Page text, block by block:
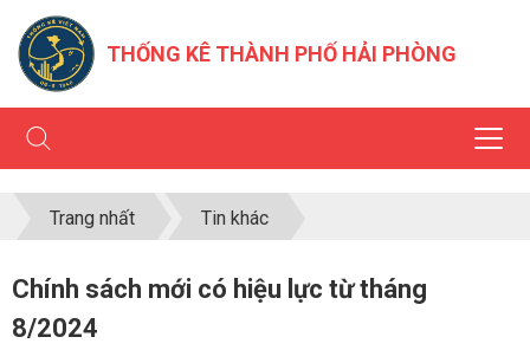
THỐNG KÊ THÀNH PHỐ HẢI PHÒNG
Trang nhất Tin khác
Chính sách mới có hiệu lực từ tháng
8/2024